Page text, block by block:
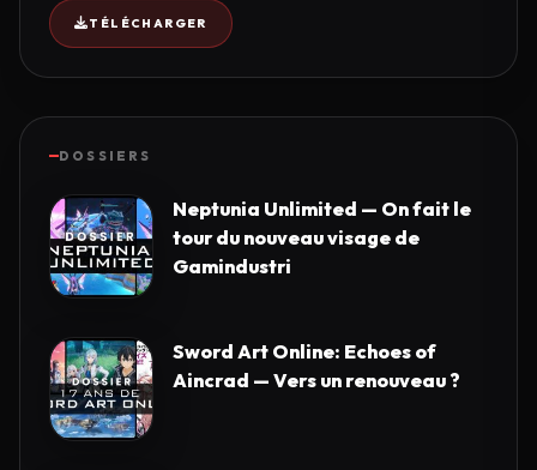
TÉLÉCHARGER
DOSSIERS
Neptunia Unlimited — On fait le
tour du nouveau visage de
Gamindustri
Sword Art Online: Echoes of
Aincrad — Vers un renouveau ?